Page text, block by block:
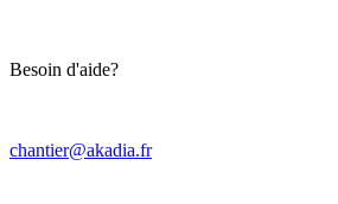
Besoin d'aide?
chantier@akadia.fr